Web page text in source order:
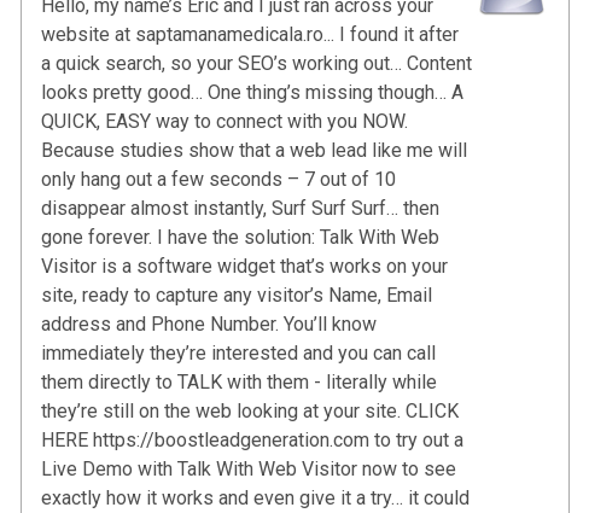
Hello, my name’s Eric and I just ran across your
website at saptamanamedicala.ro... I found it after
a quick search, so your SEO’s working out… Content
looks pretty good… One thing’s missing though… A
QUICK, EASY way to connect with you NOW.
Because studies show that a web lead like me will
only hang out a few seconds – 7 out of 10
disappear almost instantly, Surf Surf Surf… then
gone forever. I have the solution: Talk With Web
Visitor is a software widget that’s works on your
site, ready to capture any visitor’s Name, Email
address and Phone Number. You’ll know
immediately they’re interested and you can call
them directly to TALK with them - literally while
they’re still on the web looking at your site. CLICK
HERE https://boostleadgeneration.com to try out a
Live Demo with Talk With Web Visitor now to see
exactly how it works and even give it a try… it could